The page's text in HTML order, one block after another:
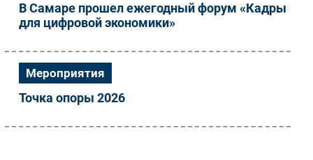
В Самаре прошел ежегодный форум «Кадры
для цифровой экономики»
Мероприятия
Точка опоры 2026